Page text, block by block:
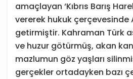
amaçlayan ‘Kıbrıs Barış
vererek hukuk çerçevesinde
getirmiştir. Kahraman Türk
ve huzur götürmüş, akan
mazlumun göz yaşları
gerçekler ortadayken bazı